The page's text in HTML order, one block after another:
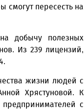
смогут пересесть на
добычу полезных
Из 239 лицензий,
жизни людей с
Хрястуновой. К
с